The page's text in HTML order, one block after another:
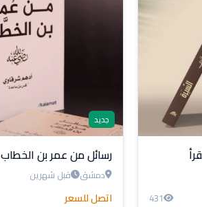
431
جديد
رسائل من عمر بن الخطاب
دمشق قبل شهرين
اتصل للسعر